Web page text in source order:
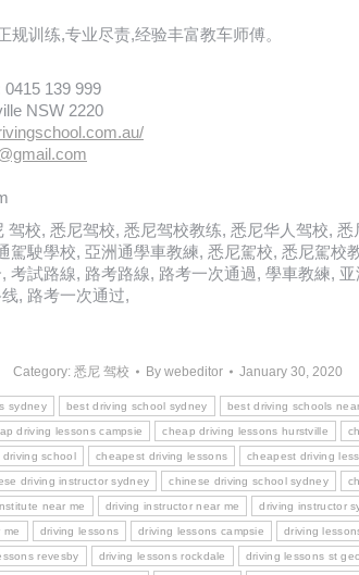
规训练,专业尽责,经验丰富教车师傅。
139 999
NSW 2220
驾校, 悉尼驾校, 悉尼驾校教练, 悉尼华人驾校,
駕駛學校, 亞洲通學車教練, 悉尼駕校, 悉尼駕校
考試路線, 路考路線, 路考一次通過, 學車教練,
, 路考一次通过,
Category: 悉尼 驾校 By webeditor January 30, 2020
sydney best driving school sydney best driving schools
driving lessons campsie cheap driving lessons hurstville
driving school cheapest driving lessons cheapest driving
driving instructor sydney chinese driving school sydney
near me driving instructor near me driving instructor
me driving lessons driving lessons campsie driving
revesby driving lessons rockdale driving lessons st